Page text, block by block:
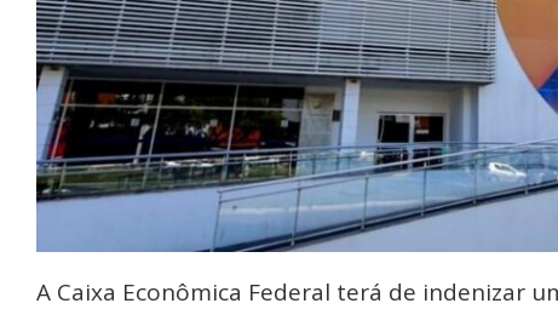
A Caixa Econômica Federal terá de indenizar